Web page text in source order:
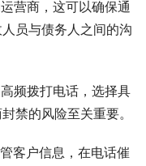
营商，这可以确保通
员与债务人之间的沟
频拨打电话，选择具
禁的风险至关重要。
客户信息，在电话催